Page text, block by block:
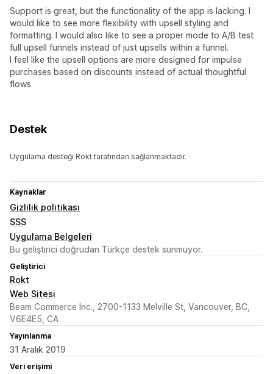
Support is great, but the functionality of the app is lacking. I
would like to see more flexibility with upsell styling and
formatting. I would also like to see a proper mode to A/B test
full upsell funnels instead of just upsells within a funnel.
I feel like the upsell options are more designed for impulse
purchases based on discounts instead of actual thoughtful
flows
Destek
Uygulama desteği Rokt tarafından sağlanmaktadır.
Kaynaklar
Gizlilik politikası
SSS
Uygulama Belgeleri
Bu geliştirici doğrudan Türkçe destek sunmuyor.
Geliştirici
Rokt
Web Sitesi
Beam Commerce Inc., 2700-1133 Melville St, Vancouver, BC,
V6E4E5, CA
Yayınlanma
31 Aralık 2019
Veri erişimi